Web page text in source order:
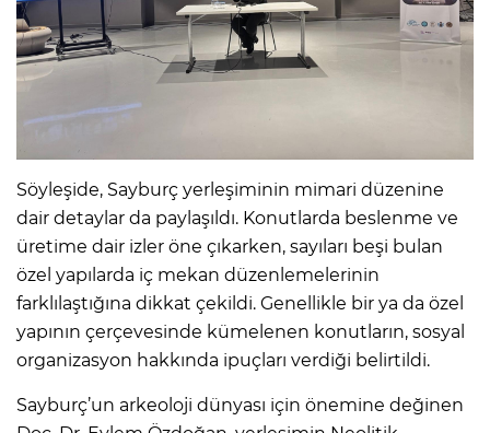
Söyleşide, Sayburç yerleşiminin mimari düzenine
dair detaylar da paylaşıldı. Konutlarda beslenme ve
üretime dair izler öne çıkarken, sayıları beşi bulan
özel yapılarda iç mekan düzenlemelerinin
farklılaştığına dikkat çekildi. Genellikle bir ya da özel
yapının çerçevesinde kümelenen konutların, sosyal
organizasyon hakkında ipuçları verdiği belirtildi.
Sayburç’un arkeoloji dünyası için önemine değinen